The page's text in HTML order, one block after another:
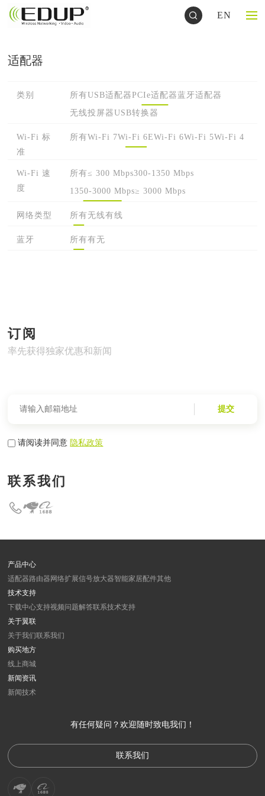
EN
适配器
类别 所有USB适配器PCIe适配器蓝牙适配器
无线投屏器USB转换器
Wi-Fi 标
准
所有Wi-Fi 7Wi-Fi 6EWi-Fi 6Wi-Fi 5Wi-Fi 4
Wi-Fi 速
度
所有≤ 300 Mbps300-1350 Mbps
1350-3000 Mbps≥ 3000 Mbps
网络类型 所有 无线有线
蓝牙 所有有 无
订阅
率先获得独家优惠和新闻
提交
请阅读并同意隐私政策
联系我们
产品中心
适配器路由器 网络扩展信号放大器智能家居配件其他
技术支持
下载中心支持视频问题解答联系技术支持
关于翼联
关于我们联系我们
购买地方
线上商城
新闻资讯
新闻技术
有任何疑问？欢迎随时致电我们！
联系我们